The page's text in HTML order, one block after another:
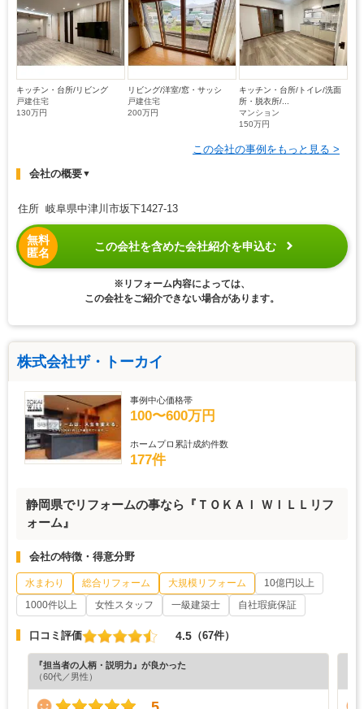
キッチン・台所/リビング
戸建住宅
130万円
リビング/洋室/窓・サッシ
戸建住宅
200万円
キッチン・台所/トイレ/洗面
所・脱衣所/...
マンション
150万円
この会社の事例をもっと見る >
会社の概要▼
住所 岐阜県中津川市坂下1427-13
無料
匿名
この会社を含めた会社紹介を申込む
※リフォーム内容によっては、
この会社をご紹介できない場合があります。
株式会社ザ・トーカイ
事例中心価格帯
100〜600万円
ホームプロ累計成約件数
177件
静岡県でリフォームの事なら『ＴＯＫＡＩ ＷＩＬＬリフ
ォーム』
会社の特徴・得意分野
水まわり 総合リフォーム 大規模リフォーム
10億円以上
1000件以上
女性スタッフ 一級建築士 自社瑕疵保証
口コミ評価 4.5 （67件）
『担当者の人柄・説明力』が良かった
（60代／男性）